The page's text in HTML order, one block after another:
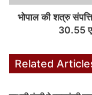
a
e
b
o
h
at
s
A
p
भोपाल की शत्रु
30.55
Related